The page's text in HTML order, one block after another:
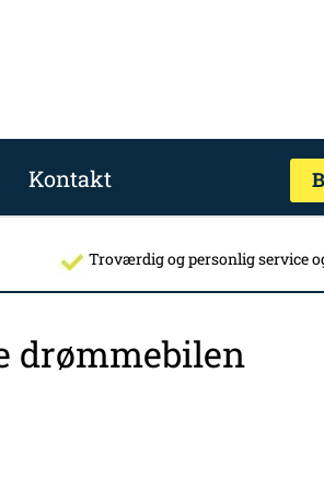
Kontakt
Troværdig og personlig service
drømmebilen